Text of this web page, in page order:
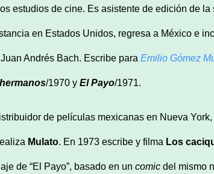
estudios de cine. Es asistente de edición de la
en Estados Unidos, regresa a México e
Andrés Bach. Escribe para Emilio Gómez
/1970 y El Payo/1971.
de películas mexicanas en Nueva
Mulato. En 1973 escribe y filma Los
de “El Payo”, basado en un comic del mismo